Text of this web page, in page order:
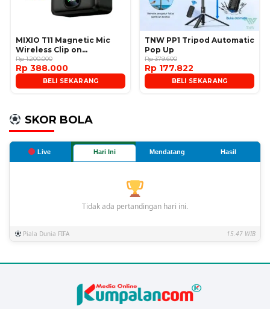
MIXIO T11 Magnetic Mic
Wireless Clip on
Microphone
Rp 1.200.000
Rp 388.000
BELI SEKARANG
TNW PP1 Tripod Automatic
Pop Up
Rp 379.600
Rp 177.822
BELI SEKARANG
SKOR BOLA
Live Hari Ini Mendatang Hasil
Tidak ada pertandingan hari ini.
Piala Dunia FIFA 15.47 WIB